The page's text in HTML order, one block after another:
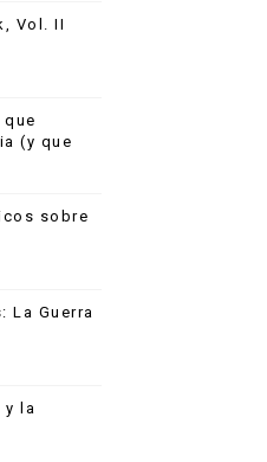
Vol. II
(y que
sobre
La Guerra
y la